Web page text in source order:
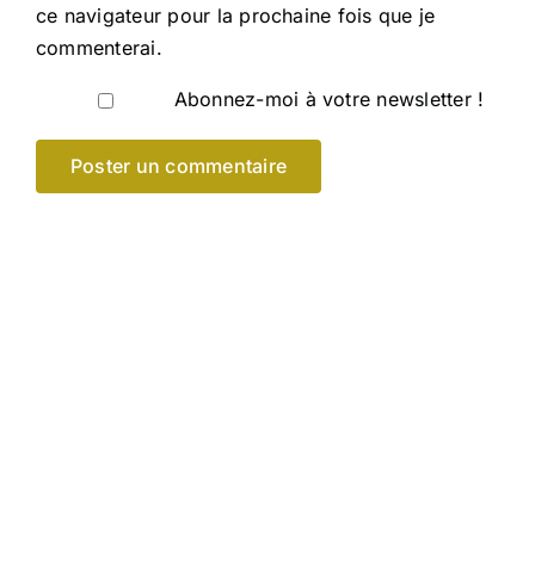
ce navigateur pour la prochaine fois que je
commenterai.
Abonnez-moi à votre newsletter !